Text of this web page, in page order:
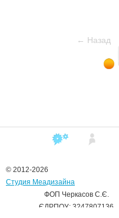
← Назад
© 2012-2026
Студия Меадизайна
ФОП Черкасов С.Є.
ЄДРПОУ: 3247807136